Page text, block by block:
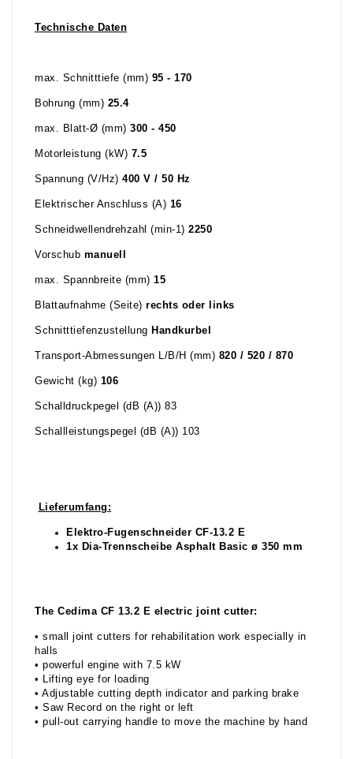
Technische Daten
max. Schnitttiefe (mm) 95 - 170
Bohrung (mm) 25.4
max. Blatt-Ø (mm) 300 - 450
Motorleistung (kW) 7.5
Spannung (V/Hz) 400 V / 50 Hz
Elektrischer Anschluss (A) 16
Schneidwellendrehzahl (min-1) 2250
Vorschub manuell
max. Spannbreite (mm) 15
Blattaufnahme (Seite) rechts oder links
Schnitttiefenzustellung Handkurbel
Transport-Abmessungen L/B/H (mm) 820 / 520 / 870
Gewicht (kg) 106
Schalldruckpegel (dB (A)) 83
Schallleistungspegel (dB (A)) 103
Lieferumfang:
Elektro-Fugenschneider CF-13.2 E
1x Dia-Trennscheibe Asphalt Basic ø 350 mm
The Cedima CF 13.2 E electric joint cutter:
• small joint cutters for rehabilitation work especially in
halls
• powerful engine with 7.5 kW
• Lifting eye for loading
• Adjustable cutting depth indicator and parking brake
• Saw Record on the right or left
• pull-out carrying handle to move the machine by hand